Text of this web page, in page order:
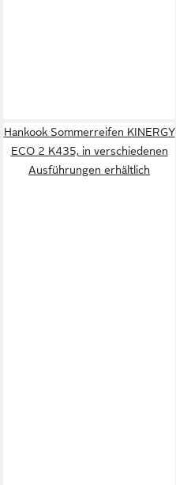
Hankook Sommerreifen KINERGY
ECO 2 K435, in verschiedenen
Ausführungen erhältlich